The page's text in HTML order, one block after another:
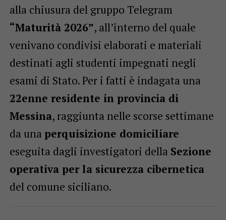
alla chiusura del gruppo Telegram
“Maturità 2026”, all’interno del quale
venivano condivisi elaborati e materiali
destinati agli studenti impegnati negli
esami di Stato. Per i fatti è indagata una
22enne residente in provincia di
Messina, raggiunta nelle scorse settimane
da una perquisizione domiciliare
eseguita dagli investigatori della Sezione
operativa per la sicurezza cibernetica
del comune siciliano.